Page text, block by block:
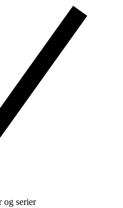
og serier